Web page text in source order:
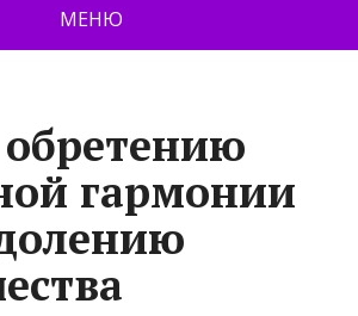
МЕНЮ
гармонии